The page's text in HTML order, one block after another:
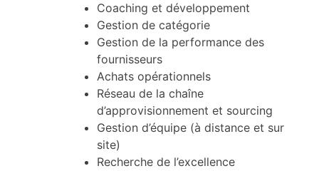
Coaching et développement
Gestion de catégorie
Gestion de la performance des
fournisseurs
Achats opérationnels
Réseau de la chaîne
d’approvisionnement et sourcing
Gestion d’équipe (à distance et sur
site)
Recherche de l’excellence